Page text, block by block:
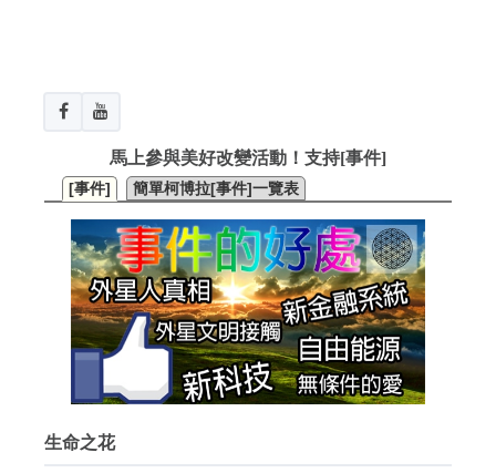
馬上參與美好改變活動！支持[事件]
[事件] 簡單柯博拉[事件]一覽表
生命之花